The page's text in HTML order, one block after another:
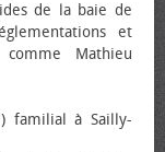
de la baie de
et
Mathieu
familial à Sailly-